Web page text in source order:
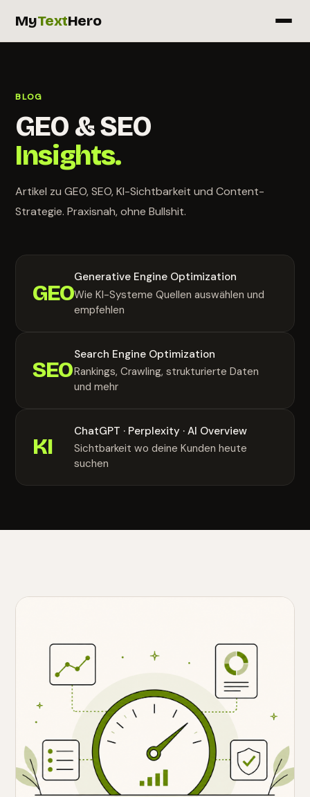
MyTextHero
BLOG
GEO & SEO
Insights.
Artikel zu GEO, SEO, KI-Sichtbarkeit und Content-
Strategie. Praxisnah, ohne Bullshit.
GEO
Generative Engine Optimization
Wie KI-Systeme Quellen auswählen und
empfehlen
SEO
Search Engine Optimization
Rankings, Crawling, strukturierte Daten
und mehr
KI
ChatGPT · Perplexity · AI Overview
Sichtbarkeit wo deine Kunden heute
suchen